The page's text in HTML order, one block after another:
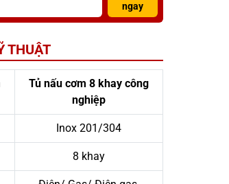
ngay
THUẬT
Tủ nấu cơm 8 khay công
nghiệp
Inox 201/304
8 khay